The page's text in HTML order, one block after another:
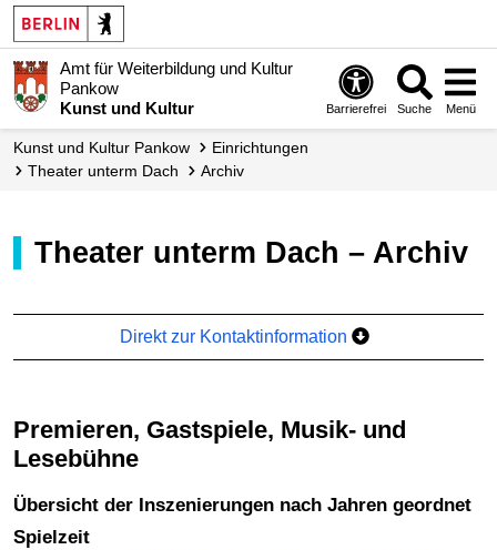
Amt für Weiterbildung und Kultur
Pankow
Kunst und Kultur
Barrierefrei Suche Menü
Kunst und Kultur Pankow
Einrichtungen
Theater unterm Dach
Archiv
Theater unterm Dach – Archiv
Direkt zur Kontaktinformation
Premieren, Gastspiele, Musik- und
Lesebühne
Übersicht der Inszenierungen nach Jahren geordnet
Spielzeit